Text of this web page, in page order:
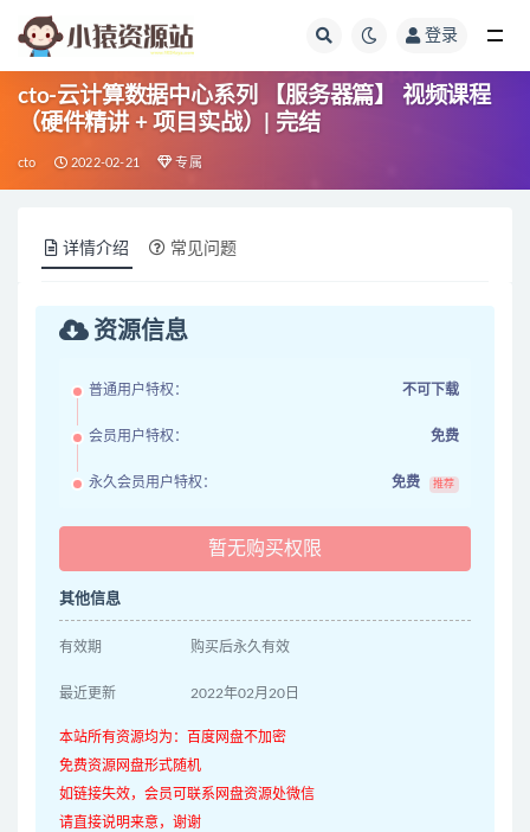
登录
cto-云计算数据中心系列 【服务器篇】 视频课程
（硬件精讲 + 项目实战）| 完结
cto 2022-02-21 专属
详情介绍 常见问题
资源信息
普通用户特权： 不可下载
会员用户特权： 免费
永久会员用户特权： 免费 推荐
暂无购买权限
其他信息
有效期 购买后永久有效
最近更新 2022年02月20日
本站所有资源均为：百度网盘不加密
免费资源网盘形式随机
如链接失效，会员可联系网盘资源处微信
请直接说明来意，谢谢